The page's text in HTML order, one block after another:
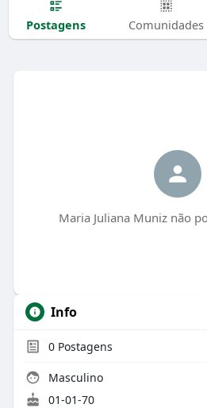
Postagens Comunidades
Maria Juliana Muniz não
Info
0Postagens
Masculino
01-01-70